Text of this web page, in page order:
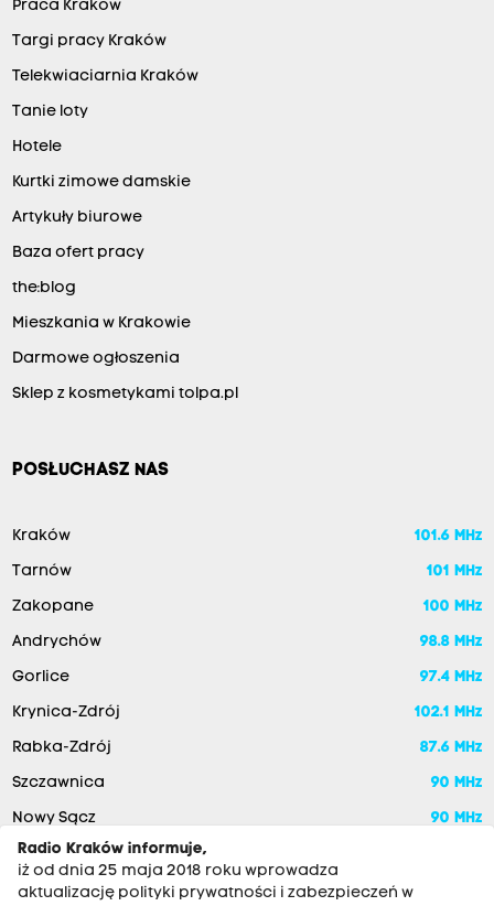
Praca Kraków
Targi pracy Kraków
Telekwiaciarnia Kraków
Tanie loty
Hotele
Kurtki zimowe damskie
Artykuły biurowe
Baza ofert pracy
the:blog
Mieszkania w Krakowie
Darmowe ogłoszenia
Sklep z kosmetykami tolpa.pl
POSŁUCHASZ NAS
Kraków 101.6 MHz
Tarnów 101 MHz
Zakopane 100 MHz
Andrychów 98.8 MHz
Gorlice 97.4 MHz
Krynica-Zdrój 102.1 MHz
Rabka-Zdrój 87.6 MHz
Szczawnica 90 MHz
Nowy Sącz
90 MHz
Radio Kraków informuje,
iż od dnia 25 maja 2018 roku wprowadza
aktualizację polityki prywatności i zabezpieczeń w